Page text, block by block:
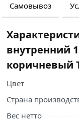
Самовывоз
внутренний
коричневый
Цвет
Страна
Вес нетто